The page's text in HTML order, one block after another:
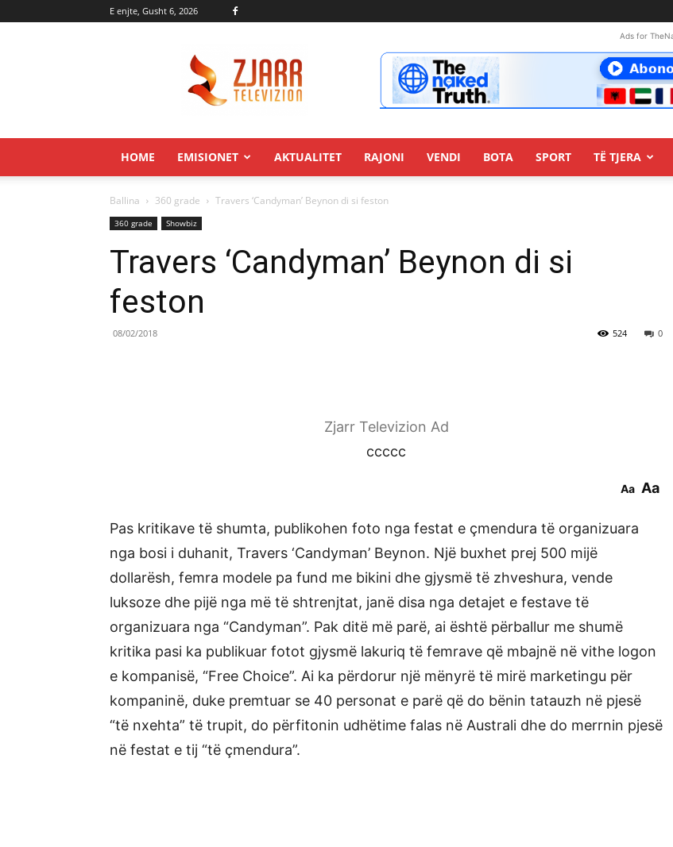
E enjte, Gusht 6, 2026
Ads for
HOME EMISIONET AKTUALITET RAJONI VENDI BOTA SPORT TË TJERA
Ballina 360 grade Travers ‘Candyman’ Beynon di si feston
360 grade Showbiz
Travers ‘Candyman’ Beynon di si
feston
08/02/2018 0
524
Zjarr Televizion Ad
ccccc
Aa Aa
Pas kritikave të shumta, publikohen foto nga festat e çmendura të organizuara
nga bosi i duhanit, Travers ‘Candyman’ Beynon. Një buxhet prej 500 mijë
dollarësh, femra modele pa fund me bikini dhe gjysmë të zhveshura, vende
luksoze dhe pijë nga më të shtrenjtat, janë disa nga detajet e festave të
organizuara nga “Candyman”. Pak ditë më parë, ai është përballur me shumë
kritika pasi ka publikuar fotot gjysmë lakuriq të femrave që mbajnë në vithe logon
e kompanisë, “Free Choice”. Ai ka përdorur një mënyrë të mirë marketingu për
kompaninë, duke premtuar se 40 personat e parë që do bënin tatauzh në pjesë
“të nxehta” të trupit, do përfitonin udhëtime falas në Australi dhe do merrnin pjesë
në festat e tij “të çmendura”.